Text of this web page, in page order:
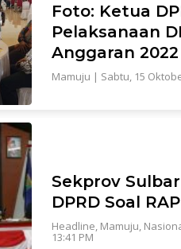
Foto: Ketua
Pelaksanaan
Anggaran 2022
Mamuju | Sabtu, 15
Sekprov
DPRD Soal
Headline Mamuju
13:41 PM